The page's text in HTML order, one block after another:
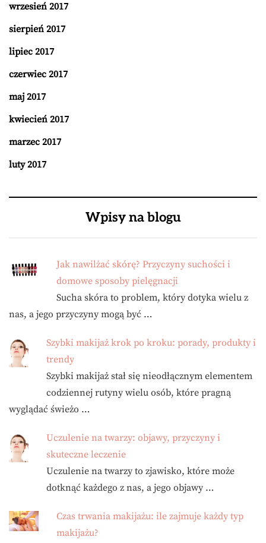
wrzesień 2017
sierpień 2017
lipiec 2017
czerwiec 2017
maj 2017
kwiecień 2017
marzec 2017
luty 2017
Wpisy na blogu
Jak nawilżać skórę? Przyczyny suchości i
domowe sposoby pielęgnacji
Sucha skóra to problem, który dotyka wielu z
nas, a jego przyczyny mogą być …
Szybki makijaż krok po kroku: porady, produkty i
trendy
Szybki makijaż stał się nieodłącznym elementem
codziennej rutyny wielu osób, które pragną
wyglądać świeżo …
Uczulenie na twarzy: objawy, przyczyny i
skuteczne leczenie
Uczulenie na twarzy to zjawisko, które może
dotknąć każdego z nas, a jego objawy …
Czas trwania makijażu: ile zajmuje każdy typ
makijażu?